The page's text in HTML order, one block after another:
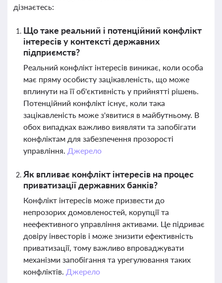
дізнаєтесь:
Що таке реальний і потенційний конфлікт
інтересів у контексті державних
підприємств?
Реальний конфлікт інтересів виникає, коли особа
має пряму особисту зацікавленість, що може
вплинути на її об'єктивність у прийнятті рішень.
Потенційний конфлікт існує, коли така
зацікавленість може з'явитися в майбутньому. В
обох випадках важливо виявляти та запобігати
конфліктам для забезпечення прозорості
управління. Джерело
Як впливає конфлікт інтересів на процес
приватизації державних банків?
Конфлікт інтересів може призвести до
непрозорих домовленостей, корупції та
неефективного управління активами. Це підриває
довіру інвесторів і може знизити ефективність
приватизації, тому важливо впроваджувати
механізми запобігання та урегулювання таких
конфліктів. Джерело